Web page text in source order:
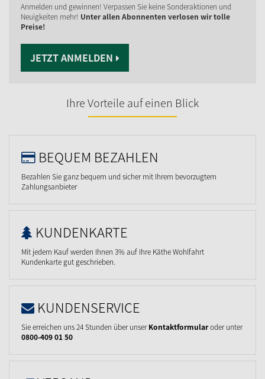
Anmelden und gewinnen! Verpassen Sie keine Sonderaktionen und
Neuigkeiten mehr! Unter allen Abonnenten verlosen wir tolle
Preise!
JETZT ANMELDEN
Ihre Vorteile auf einen Blick
BEQUEM BEZAHLEN
Bezahlen Sie ganz bequem und sicher mit Ihrem bevorzugtem
Zahlungsanbieter
KUNDENKARTE
Mit jedem Kauf werden Ihnen 3% auf Ihre Käthe Wohlfahrt
Kundenkarte gut geschrieben.
KUNDENSERVICE
Sie erreichen uns 24 Stunden über unserKontaktformularoder unter
0800-409 01 50